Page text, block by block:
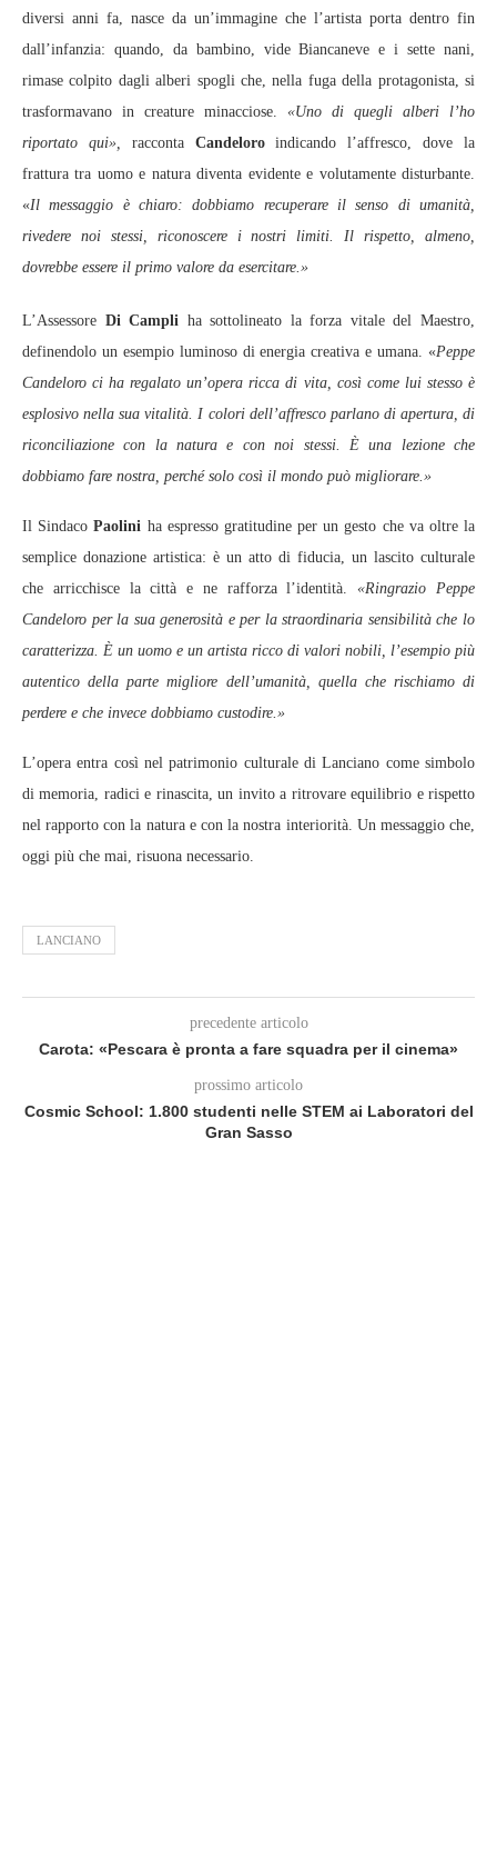
diversi anni fa, nasce da un’immagine che l’artista porta dentro fin
dall’infanzia: quando, da bambino, vide Biancaneve e i sette nani,
rimase colpito dagli alberi spogli che, nella fuga della protagonista, si
trasformavano in creature minacciose. «Uno di quegli alberi l’ho
riportato qui», racconta Candeloroindicando l’affresco, dove la
frattura tra uomo e natura diventa evidente e volutamente disturbante.
«Il messaggio è chiaro: dobbiamo recuperare il senso di umanità,
rivedere noi stessi, riconoscere i nostri limiti. Il rispetto, almeno,
dovrebbe essere il primo valore da esercitare.»
L’Assessore Di Campli ha sottolineato la forza vitale del Maestro,
definendolo un esempio luminoso di energia creativa e umana. «Peppe
Candeloro ci ha regalato un’opera ricca di vita, così come lui stesso è
esplosivo nella sua vitalità. I colori dell’affresco parlano di apertura, di
riconciliazione con la natura e con noi stessi. È una lezione che
dobbiamo fare nostra, perché solo così il mondo può migliorare.»
Il SindacoPaolini ha espresso gratitudine per un gesto che va oltre la
semplice donazione artistica: è un atto di fiducia, un lascito culturale
che arricchisce la città e ne rafforza l’identità.«Ringrazio Peppe
Candeloro per la sua generosità e per la straordinaria sensibilità che lo
caratterizza. È un uomo e un artista ricco di valori nobili, l’esempio più
autentico della parte migliore dell’umanità, quella che rischiamo di
perdere e che invece dobbiamo custodire.»
L’opera entra così nel patrimonio culturale di Lanciano come simbolo
di memoria, radici e rinascita, un invito a ritrovare equilibrio e rispetto
nel rapporto con la natura e con la nostra interiorità. Un messaggio che,
oggi più che mai, risuona necessario.
LANCIANO
precedente articolo
Carota: «Pescara è pronta a fare squadra per il cinema»
prossimo articolo
Cosmic School: 1.800 studenti nelle STEM ai Laboratori del
Gran Sasso